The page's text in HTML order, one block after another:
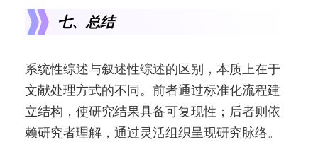
七、总结
系统性综述与叙述性综述的区别，本质上在于
文献处理方式的不同。前者通过标准化流程建
立结构，使研究结果具备可复现性；后者则依
赖研究者理解，通过灵活组织呈现研究脉络。